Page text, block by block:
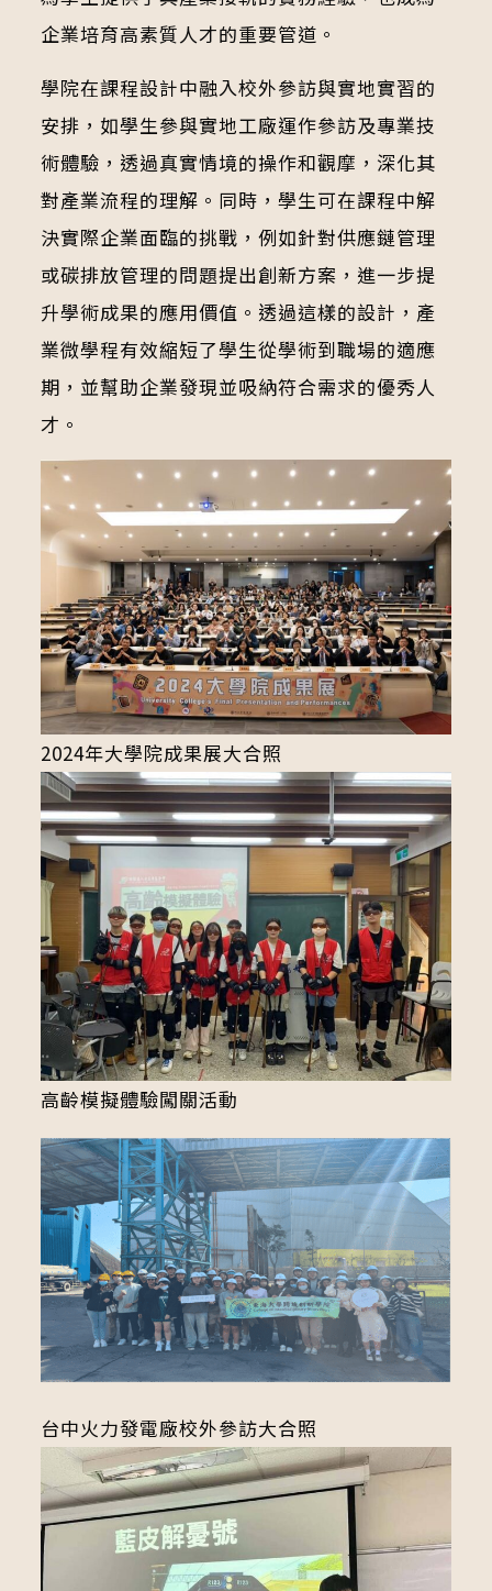
企業培育高素質人才的重要管道。
學院在課程設計中融入校外參訪與實地實習的
安排，如學生參與實地工廠運作參訪及專業技
術體驗，透過真實情境的操作和觀摩，深化其
對產業流程的理解。同時，學生可在課程中解
決實際企業面臨的挑戰，例如針對供應鏈管理
或碳排放管理的問題提出創新方案，進一步提
升學術成果的應用價值。透過這樣的設計，產
業微學程有效縮短了學生從學術到職場的適應
期，並幫助企業發現並吸納符合需求的優秀人
才。
2024年大學院成果展大合照
高齡模擬體驗闖關活動
台中火力發電廠校外參訪大合照